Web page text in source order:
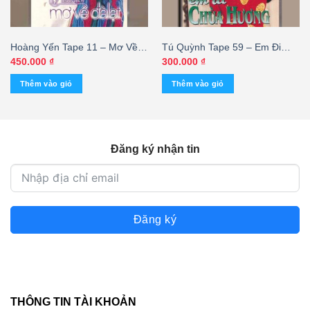
Hoàng Yến Tape 11 – Mơ Về
Đà Lạt – Ngọc Sơn – Bích
Phượng (KGFR)
450.000 ₫
Thêm vào giỏ
Tú Quỳnh Tape 59 – Em Đi
Chùa Hương – cái
300.000 ₫
Thêm vào giỏ
Đăng ký nhận tin
Đăng ký
THÔNG TIN TÀI KHOẢN